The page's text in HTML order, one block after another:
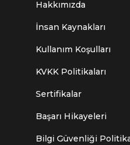
Hakkımızda
İnsan Kaynakları
Kullanım Koşulları
KVKK Politikaları
Sertifikalar
Başarı Hikayeleri
Bilgi Güvenliği